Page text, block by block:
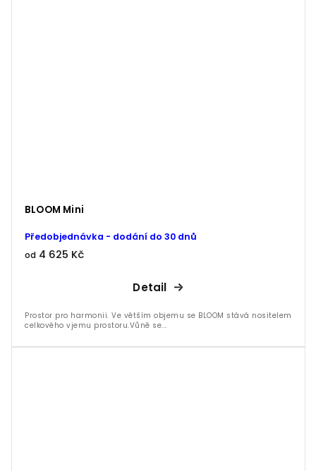
BLOOM Mini
Předobjednávka - dodání do 30 dnů
od 4 625 Kč
Detail
Prostor pro harmonii. Ve větším objemu se BLOOM stává nositelem
celkového vjemu prostoru.Vůně se...